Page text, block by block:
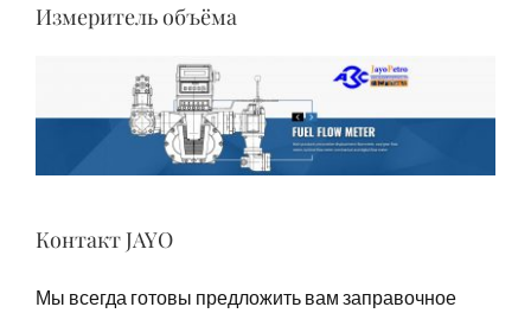
Измеритель объёма
Контакт JAYO
Мы всегда готовы предложить вам заправочное